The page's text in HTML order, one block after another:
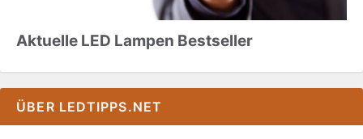
Aktuelle LED Lampen Bestseller
ÜBER LEDTIPPS.NET